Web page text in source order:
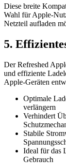
Diese breite
Wahl für Apple-
Netzteil aufladen
5.
Der Refreshed
und effiziente
Apple-Geräten
Optimale
verlängern
Verhindert
Stabile
Ideal für das
Gebrauch